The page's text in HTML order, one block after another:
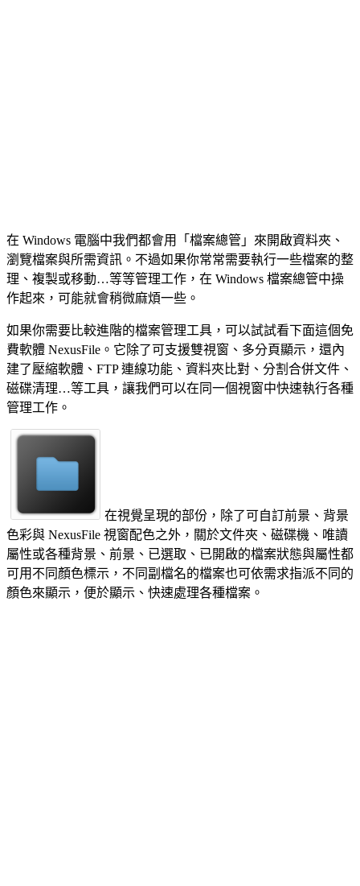
在 Windows 電腦中我們都會用「檔案總管」來開啟資料夾、
瀏覽檔案與所需資訊。不過如果你常常需要執行一些檔案的整
理、複製或移動…等等管理工作，在 Windows 檔案總管中操
作起來，可能就會稍微麻煩一些。
如果你需要比較進階的檔案管理工具，可以試試看下面這個免
費軟體 NexusFile。它除了可支援雙視窗、多分頁顯示，還內
建了壓縮軟體、FTP 連線功能、資料夾比對、分割合併文件、
磁碟清理…等工具，讓我們可以在同一個視窗中快速執行各種
管理工作。
在視覺呈現的部份，除了可自訂前景、背景
色彩與 NexusFile 視窗配色之外，關於文件夾、磁碟機、唯讀
屬性或各種背景、前景、已選取、已開啟的檔案狀態與屬性都
可用不同顏色標示，不同副檔名的檔案也可依需求指派不同的
顏色來顯示，便於顯示、快速處理各種檔案。